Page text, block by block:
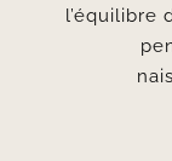
l’équilibre